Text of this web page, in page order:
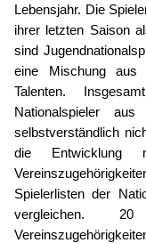
Lebensjahr. Die
ihrer letzten Saison
sind
eine Mischung aus
Talenten.
Nationalspieler
selbstverständlich
die Entwicklung
Spielerlisten der
vergleichen.